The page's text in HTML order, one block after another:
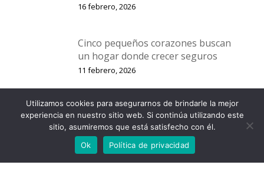
16 febrero, 2026
Cinco pequeños corazones buscan
un hogar donde crecer seguros
11 febrero, 2026
Cuatro gatitos, dos rescates… y una
sola esperanza: un hogar
2 enero, 2026
Utilizamos cookies para asegurarnos de brindarle la mejor
experiencia en nuestro sitio web. Si continúa utilizando este
sitio, asumiremos que está satisfecho con él.
Ok
Política de privacidad